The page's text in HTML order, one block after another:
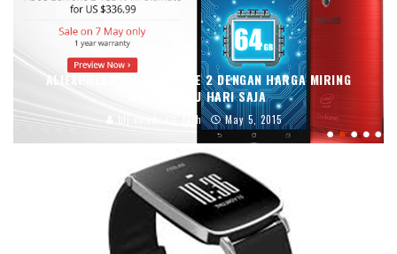
ALIEXPRESS JUAL ZENFONE 2 DENGAN HARGA MIRING
UNTUK SATU HARI SAJA
Tech May 5, 2015